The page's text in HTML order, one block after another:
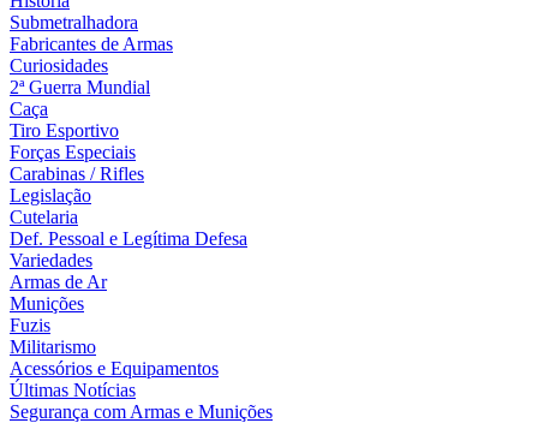
Submetralhadora
Fabricantes de Armas
Curiosidades
2ª Guerra Mundial
Caça
Tiro Esportivo
Forças Especiais
Carabinas / Rifles
Legislação
Cutelaria
Def. Pessoal e Legítima Defesa
Variedades
Armas de Ar
Munições
Fuzis
Militarismo
Acessórios e Equipamentos
Últimas Notícias
Segurança com Armas e Munições